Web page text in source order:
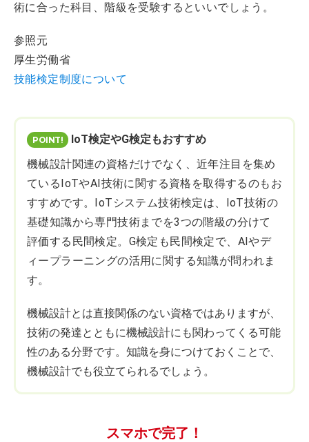
術に合った科目、階級を受験するといいでしょう。
参照元
厚生労働省
技能検定制度について
IoT検定やG検定もおすすめ
機械設計関連の資格だけでなく、近年注目を集め
ているIoTやAI技術に関する資格を取得するのもお
すすめです。IoTシステム技術検定は、IoT技術の
基礎知識から専門技術までを3つの階級の分けて
評価する民間検定。G検定も民間検定で、AIやデ
ィープラーニングの活用に関する知識が問われま
す。
機械設計とは直接関係のない資格ではありますが、
技術の発達とともに機械設計にも関わってくる可能
性のある分野です。知識を身につけておくことで、
機械設計でも役立てられるでしょう。
スマホで完了！